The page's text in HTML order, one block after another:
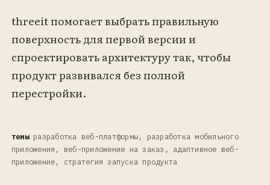
threeit помогает выбрать правильную
поверхность для первой версии и
спроектировать архитектуру так, чтобы
продукт развивался без полной
перестройки.
темыразработка веб-платформы, разработка мобильного
приложения, веб-приложение на заказ, адаптивное веб-
приложение, стратегия запуска продукта